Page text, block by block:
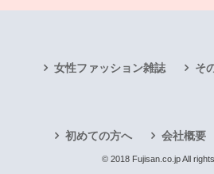
女性ファッション雑誌 そ
初めての方へ 会社概要
© 2018 Fujisan.co.jp All